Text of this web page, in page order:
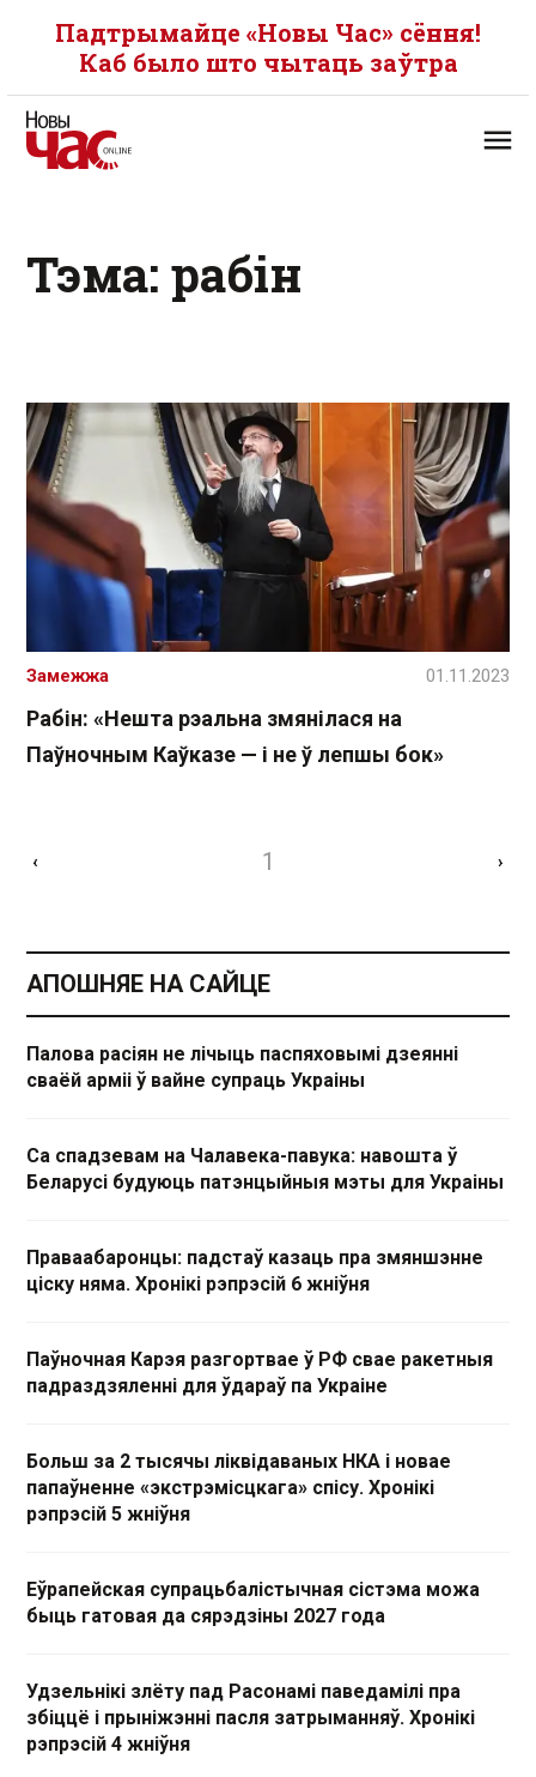
Падтрымайце «Новы Час» сёння!
Каб было што чытаць заўтра
Тэма: рабін
Рабін: «Нешта рэальна змянілася на
Паўночным Каўказе — і не ў лепшы бок»
Замежжа 01.11.2023
‹ 1 ›
АПОШНЯЕ НА САЙЦЕ
Палова расіян не лічыць паспяховымі дзеянні
сваёй арміі ў вайне супраць Украіны
Са спадзевам на Чалавека-павука: навошта ў
Беларусі будуюць патэнцыйныя мэты для Украіны
Праваабаронцы: падстаў казаць пра змяншэнне
ціску няма. Хронікі рэпрэсій 6 жніўня
Паўночная Карэя разгортвае ў РФ свае ракетныя
падраздзяленні для ўдараў па Украіне
Больш за 2 тысячы ліквідаваных НКА і новае
папаўненне «экстрэмісцкага» спісу. Хронікі
рэпрэсій 5 жніўня
Еўрапейская супрацьбалістычная сістэма можа
быць гатовая да сярэдзіны 2027 года
Удзельнікі злёту пад Расонамі паведамілі пра
збіццё і прыніжэнні пасля затрыманняў. Хронікі
рэпрэсій 4 жніўня